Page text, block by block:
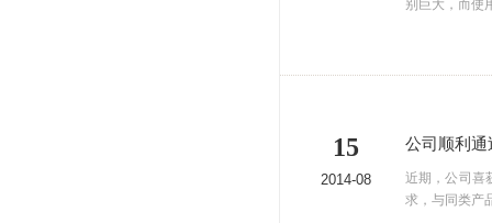
别巨大，而使
15
2014-08
公司顺利
近期，公司喜
求，与同类产